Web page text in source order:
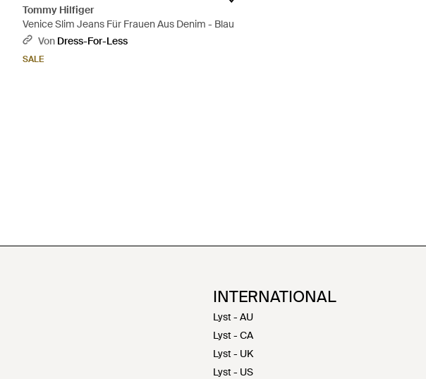
Tommy Hilfiger
Venice Slim Jeans Für Frauen Aus Denim - Blau
Von Dress-For-Less
SALE
INTERNATIONAL
Lyst - AU
Lyst - CA
Lyst - UK
Lyst - US